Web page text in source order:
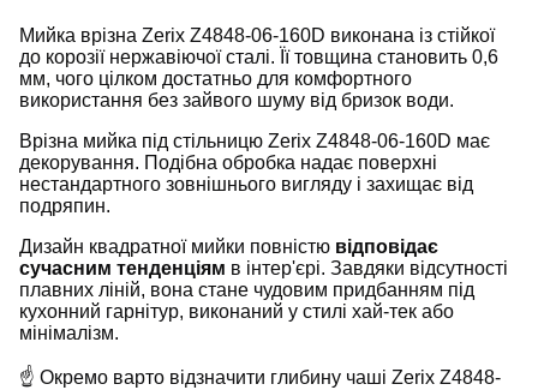
Мийка врізна Zerix Z4848-06-160D виконана із стійкої
до корозії нержавіючої сталі. Її товщина становить 0,6
мм, чого цілком достатньо для комфортного
використання без зайвого шуму від бризок води.
Врізна мийка під стільницю Zerix Z4848-06-160D має
декорування. Подібна обробка надає поверхні
нестандартного зовнішнього вигляду і захищає від
подряпин.
Дизайн квадратної мийки повністю відповідає
сучасним тенденціям в інтер'єрі. Завдяки відсутності
плавних ліній, вона стане чудовим придбанням під
кухонний гарнітур, виконаний у стилі хай-тек або
мінімалізм.
☝ Окремо варто відзначити глибину чаші Zerix Z4848-